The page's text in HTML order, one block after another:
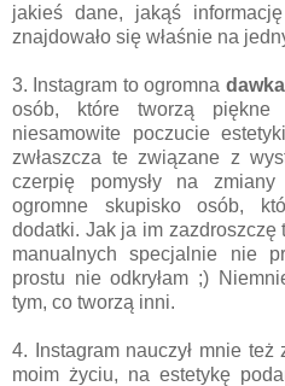
jakieś dane, jakąś
znajdowało się właśnie na
3. Instagram to ogromna
osób, które tworzą piękne
niesamowite poczucie
zwłaszcza te związane z
czerpię pomysły na
ogromne skupisko osób,
dodatki. Jak ja im
manualnych specjalnie nie
prostu nie odkryłam ;)
tym, co tworzą inni.
4. Instagram nauczył mnie
moim życiu, na estetykę